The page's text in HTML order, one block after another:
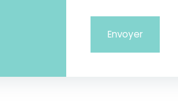
Envoyer